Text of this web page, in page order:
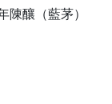
陳釀（藍茅）